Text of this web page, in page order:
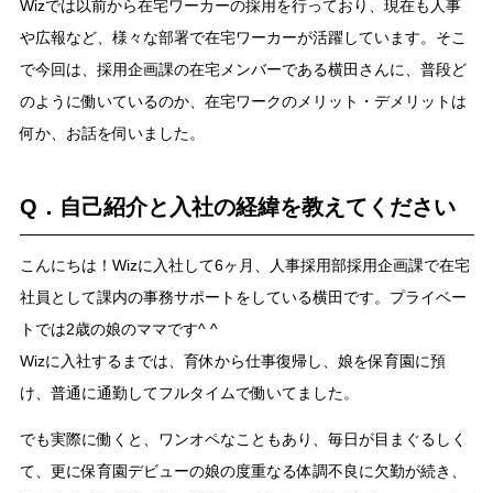
Wizでは以前から在宅ワーカーの採用を行っており、現在も人事
や広報など、様々な部署で在宅ワーカーが活躍しています。そこ
で今回は、採用企画課の在宅メンバーである横田さんに、普段ど
のように働いているのか、在宅ワークのメリット・デメリットは
何か、お話を伺いました。
Q．自己紹介と入社の経緯を教えてください
こんにちは！Wizに入社して6ヶ月、人事採用部採用企画課で在宅
社員として課内の事務サポートをしている横田です。プライベー
トでは2歳の娘のママです^ ^
Wizに入社するまでは、育休から仕事復帰し、娘を保育園に預
け、普通に通勤してフルタイムで働いてました。
でも実際に働くと、ワンオペなこともあり、毎日が目まぐるしく
て、更に保育園デビューの娘の度重なる体調不良に欠勤が続き、